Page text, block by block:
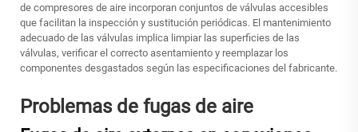
de compresores de aire incorporan conjuntos de válvulas accesibles
que facilitan la inspección y sustitución periódicas. El mantenimiento
adecuado de las válvulas implica limpiar las superficies de las
válvulas, verificar el correcto asentamiento y reemplazar los
componentes desgastados según las especificaciones del fabricante.
Problemas de fugas de aire